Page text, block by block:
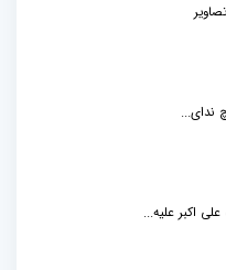
ندای...
اکبر علیه...